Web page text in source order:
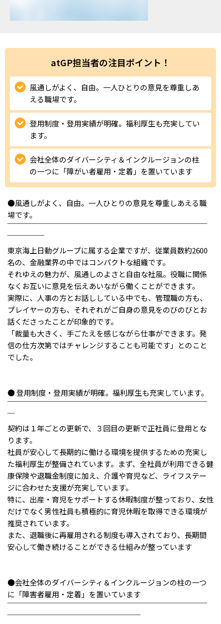
atGP担当者の注目ポイント！
風通しがよく、自由。一人ひとりの意見を尊重しあ
える職場です。
登用制度・登用実績が明確。福利厚生も充実してい
ます。
会社全体のダイバーシティ＆インクルージョンの柱
の一つに「障がい者雇用・定着」を置いています
●風通しがよく、自由。一人ひとりの意見を尊重しあえる職
場です。
￣￣￣￣￣￣￣￣￣￣￣￣￣￣￣￣￣￣￣￣￣￣￣￣￣￣￣
￣￣￣￣￣
東京海上日動グループに属する企業ですが、従業員数約2600
名の、金融業界の中ではコンパクトな組織です。
それゆえの魅力が、風通しのよさと自由な社風。役職に関係
なくお互いに意見を伝えあいながら働くことができます。
実際に、人事の方とお話ししている中でも、管理職の方も、
プレイヤーの方も、それぞれがご自身の意見をのびのびとお
話くださったことが印象的です。
「裁量も大きく、手ごたえを感じながら仕事ができます。発
信の仕方次第ではチャレンジすることも可能です」とのこと
でした。
● 登用制度・登用実績が明確。福利厚生も充実しています。
￣￣￣￣￣￣￣￣￣￣￣￣￣￣￣￣￣￣￣￣￣￣￣￣￣￣￣
￣
契約は１年ごとの更新で、３回目の更新で正社員に登用とな
ります。
社員が安心して長期的に働ける環境を提供するための充実し
た福利厚生が整備されています。まず、全社員が利用できる健
康保険や退職金制度に加え、介護や育児など、ライフステー
ジに合わせた支援が充実しています。
特に、出産・育児をサポートする休暇制度が整っており、女性
だけでなく男性社員も積極的に育児休暇を取得できる環境が
推奨されています。
また、退職後に再雇用される制度も導入されており、長期間
安心して働き続けることができる仕組みが整っています
●会社全体のダイバーシティ＆インクルージョンの柱の一つ
に「障害者雇用・定着」を置いています
￣￣￣￣￣￣￣￣￣￣￣￣￣￣￣￣￣￣￣￣￣￣￣￣￣￣￣
￣￣￣￣￣￣￣￣￣￣￣￣￣￣￣￣￣￣
障害別専門支援の就労移行支援サービス
IT・Web制作スキルを身につける就労移行支援サービス
ソーシャルファームサービス
新しい障害者雇用支援サービス
ご利用ガイド
法人向けページ
メニューを閉じる
メニューを閉じる